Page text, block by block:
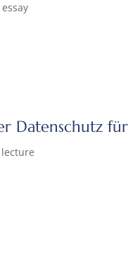
Datenschutz